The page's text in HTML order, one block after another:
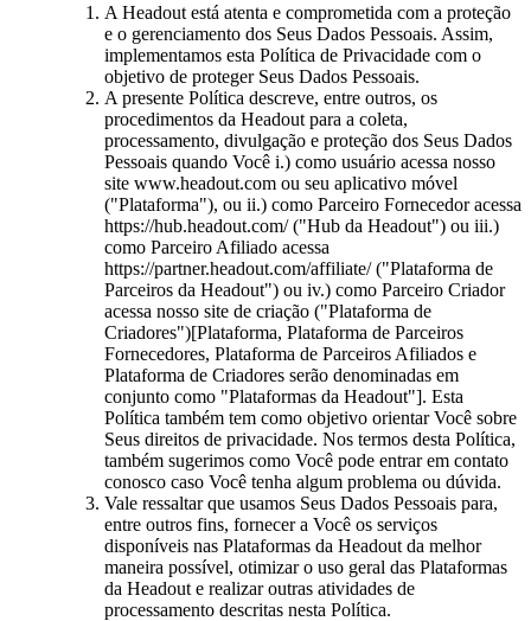
A Headout está atenta e comprometida com a proteção
e o gerenciamento dos Seus Dados Pessoais. Assim,
implementamos esta Política de Privacidade com o
objetivo de proteger Seus Dados Pessoais.
A presente Política descreve, entre outros, os
procedimentos da Headout para a coleta,
processamento, divulgação e proteção dos Seus Dados
Pessoais quando Você i.) como usuário acessa nosso
site www.headout.com ou seu aplicativo móvel
("Plataforma"), ou ii.) como Parceiro Fornecedor acessa
https://hub.headout.com/ ("Hub da Headout") ou iii.)
como Parceiro Afiliado acessa
https://partner.headout.com/affiliate/ ("Plataforma de
Parceiros da Headout") ou iv.) como Parceiro Criador
acessa nosso site de criação ("Plataforma de
Criadores")[Plataforma, Plataforma de Parceiros
Fornecedores, Plataforma de Parceiros Afiliados e
Plataforma de Criadores serão denominadas em
conjunto como "Plataformas da Headout"]. Esta
Política também tem como objetivo orientar Você sobre
Seus direitos de privacidade. Nos termos desta Política,
também sugerimos como Você pode entrar em contato
conosco caso Você tenha algum problema ou dúvida.
Vale ressaltar que usamos Seus Dados Pessoais para,
entre outros fins, fornecer a Você os serviços
disponíveis nas Plataformas da Headout da melhor
maneira possível, otimizar o uso geral das Plataformas
da Headout e realizar outras atividades de
processamento descritas nesta Política.